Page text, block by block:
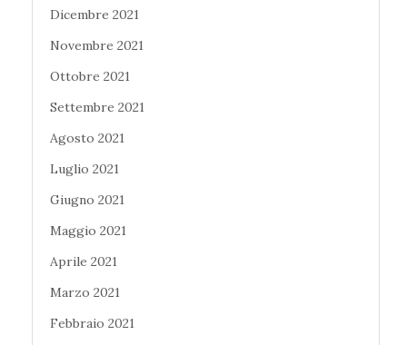
Dicembre 2021
Novembre 2021
Ottobre 2021
Settembre 2021
Agosto 2021
Luglio 2021
Giugno 2021
Maggio 2021
Aprile 2021
Marzo 2021
Febbraio 2021